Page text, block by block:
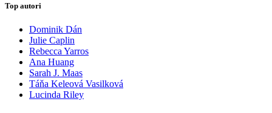
Top autori
Dominik Dán
Julie Caplin
Rebecca Yarros
Ana Huang
Sarah J. Maas
Táňa Keleová Vasilková
Lucinda Riley